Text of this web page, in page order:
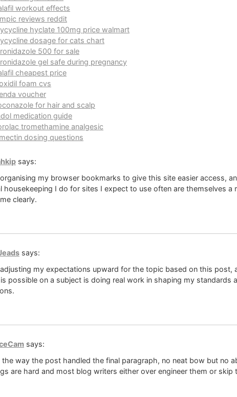
workout effects
reviews reddit
hyclate 100mg price walmart
dosage for cats chart
500 for sale
gel safe during pregnancy
cheapest price
foam cvs
voucher
for hair and scalp
medication guide
tromethamine analgesic
dosing questions
says:
my browser bookmarks to give this site easier access,
housekeeping I do for sites I expect to use often are themselves
clearly.
says:
my expectations upward for the topic based on this post,
possible on a subject is doing real work in shaping my
says:
the way the post handled the final paragraph, no neat bow but no
are hard and most blog writers either over engineer them or